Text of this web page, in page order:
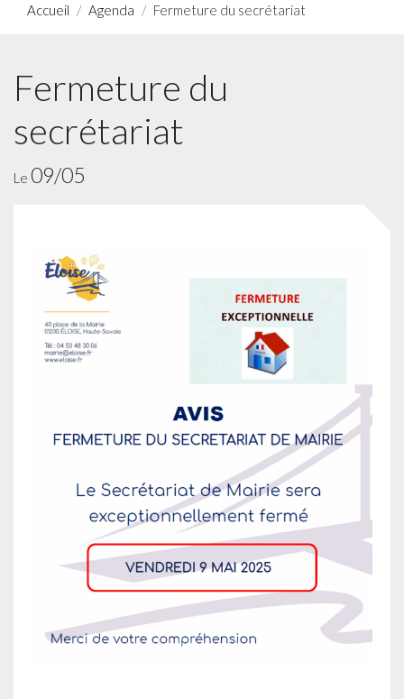
Accueil Agenda Fermeture du secrétariat
Fermeture du
secrétariat
Le 09/05